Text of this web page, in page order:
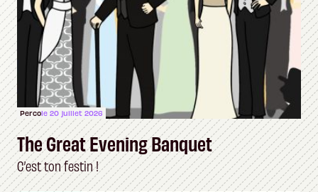
Percole 20 juillet 2026
The Great Evening Banquet
C’est ton festin !